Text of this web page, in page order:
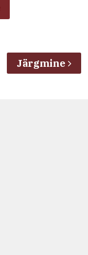
Järgmine